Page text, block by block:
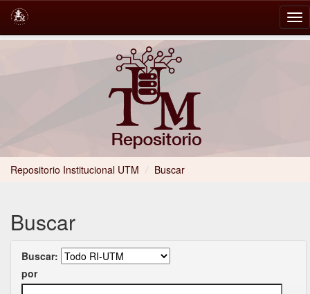
Repositorio Institucional UTM / Buscar
Buscar
Buscar:
por